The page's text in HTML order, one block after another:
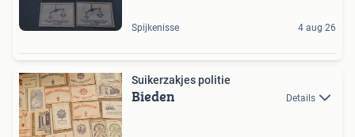
Spijkenisse 4 aug 26
Suikerzakjes politie
Bieden Details